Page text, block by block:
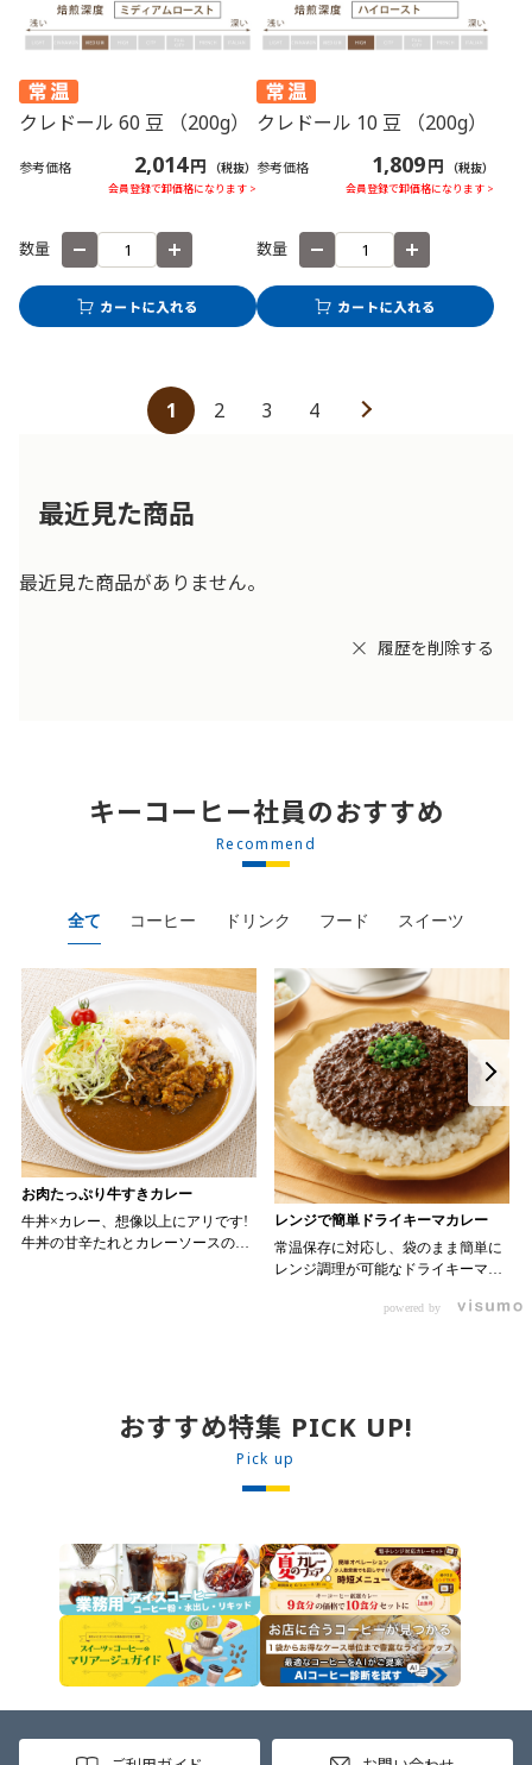
クレドール 60 豆 （200g）
参考価格 2,014円 （税抜）
会員登録で卸価格になります >
数量
クレドール 10 豆 （200g）
参考価格 1,809円 （税抜）
会員登録で卸価格になります >
数量
1 2 3 4
最近見た商品
最近見た商品がありません。
履歴を削除する
キーコーヒー社員のおすすめ
Recommend
全て コーヒー ドリンク フード スイーツ
お肉たっぷり牛すきカレー
牛丼×カレー、想像以上にアリです!
牛丼の甘辛たれとカレーソースのス
丼の素を中央にのせます。 3. 手前
からカレーソースをかけ、サラダを
盛りつけます。 ※牛丼の素のたれを
レンジで簡単ドライキーマカレー
常温保存に対応し、袋のまま簡単に
レンジ調理が可能なドライキーマカ
オリジナルメニューにアレンジも可
powered by
おすすめ特集 PICK UP!
Pick up